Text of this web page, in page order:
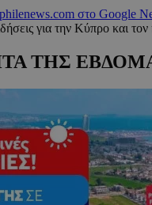
philenews.com στο Google
για την Κύπρο και
ΤΗΣ